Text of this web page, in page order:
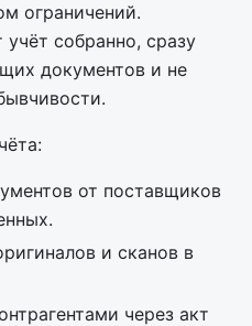
ограничений.
собранно, сразу
документов и не
от поставщиков
и сканов в
через акт